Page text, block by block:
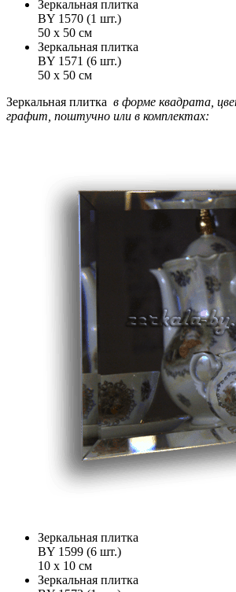
Зеркальная плитка
BY 1570 (1 шт.)
50 х 50 см
Зеркальная плитка
BY 1571 (6 шт.)
50 х 50 см
Зеркальная плитка в форме квадрата,
графит, поштучно или в комплектах:
Зеркальная плитка
BY 1599 (6 шт.)
10 х 10 см
Зеркальная плитка